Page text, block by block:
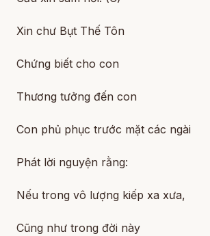
Xin chư Bụt Thế Tôn
Chứng biết cho con
Thương tưởng đến con
Con phủ phục trước mặt các ngài
Phát lời nguyện rằng:
Nếu trong vô lượng kiếp xa xưa,
Cũng như trong đời này